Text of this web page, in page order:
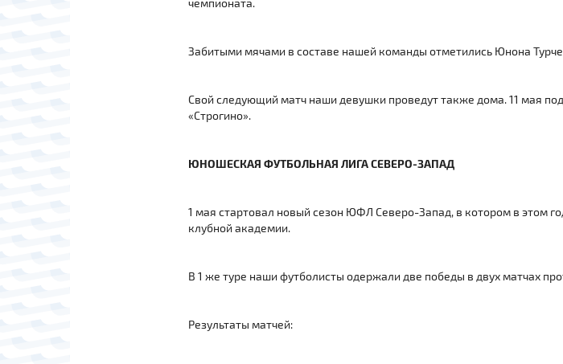
Забитыми мячами в составе нашей команды отметились Юнона
Свой следующий матч наши девушки проведут также дома. 11 мая
«Строгино».
ЮНОШЕСКАЯ ФУТБОЛЬНАЯ ЛИГА СЕВЕРО-ЗАПАД
1 мая стартовал новый сезон ЮФЛ Северо-Запад, в котором в этом
клубной академии.
В 1 же туре наши футболисты одержали две победы в двух матчах
Результаты матчей: